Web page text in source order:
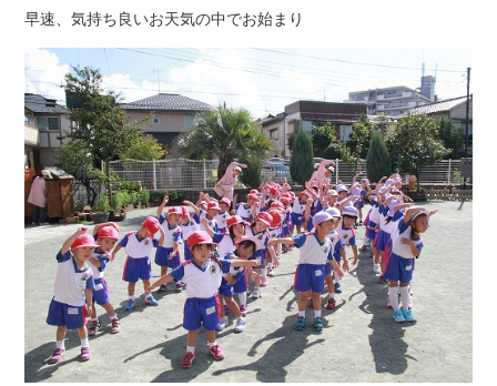
早速、気持ち良いお天気の中でお始まり